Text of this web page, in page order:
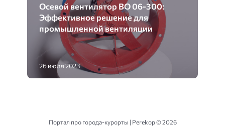
Осевой вентилятор ВО 06-300:
Эффективное решение для
промышленной вентиляции
26 июля 2023
Портал про города-курорты | Perekop ©2026